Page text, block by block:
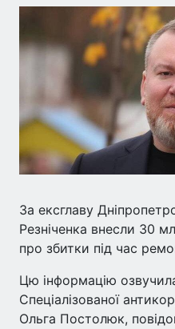
За ексглаву
Резніченка внесли 30
про збитки під час
Цю інформацію
Спеціалізованої
Ольга Постолюк,